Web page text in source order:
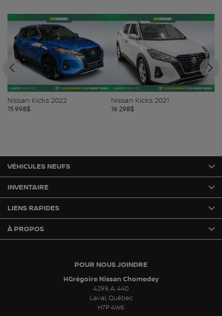
Nissan Kicks 2022
15 998$
Nissan Kicks 2021
16 298$
POUR NOUS JOINDRE
HGrégoire Nissan Chomedey
4299, A. 440
Laval,Québec
H7P 4W6
VÉHICULES NEUFS
INVENTAIRE
LIENS RAPIDES
À PROPOS